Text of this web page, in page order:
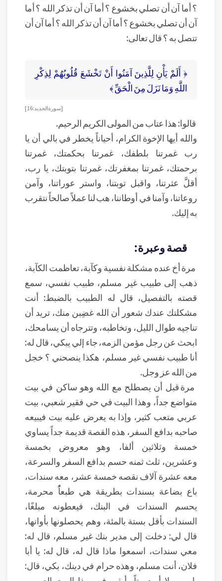
؟ أما آن أن تصلي بخشوع ؟ أما آن أن تذكر الله ؟ أما
آن أن تصلي بخشوع ؟ أما آن أن تذكر الله ؟ أما آن أن
تتصل به ؟ قال تعالى:
﴿ أَلَمْ يَأْنِ لِلَّذِينَ آمَنُوا أَنْ تَخْشَعَ قُلُوبُهُمْ لِذِكْرِ
اللَّهِ وَمَا نَزَلَ مِنَ الْحَقِّ ﴾
[ سورة الحديد: 16]
قالوا: هذا عتاب من المولى الكريم الرحيم.
والله أيها الإخوة الكرام، أحياناً يخطر في بالي أن يا
رب غمرتنا بلطفك، غمرتنا بحكمتك، غمرتنا
برحمتك، غمرتنا بمغفرتك، غمرتنا بتوبتك، يا رب،
أقلَّ عثرتنا، واقبل توبتنا، واستر عوراتنا، وآمن
روعاتنا، وآمنا في أوطاننا، هب لنا عملاً صالحاً نتقرب
به إليك.
قصة وعبرة:
مرة أخ عنده مشكلة نفسية وكآبة، تعاظمت الكآبة،
ذهب إلى طبيب غير مسلم، طبيب نفسي، سمع
قصته بالتفصيل، قال له الطبيب بالضبط: أنت
مشكلتك عندك شعور أن الله غضِبن منك، تريد أن
تناجيه طوال الليل، وتخاطبه، وتترجاه أن يسامحك،
ابحث عن رجل مؤمن الزمه، جاء إلي يبكي، قال له:
أنا طبيب نفسي غير مسلم، هكذا ينصحني ؟ خجل
من الله عز وجل.
مرة قبل أن يصطلح مع الله وهو ساكن في بيت
متواضع جداً، وهذا البيت في حي فقير شعبي، بيت
عربي متعب كثير، وإذا به يعرض عليه بيت فيبيعه
صاحبه بدافع السفر، هذه القصة قديمة جداً يساوي
خمسة وثلاثين ألفا، وهو معروض بخمسة
وعشرين، ثلث ثمنه حسم بدافع السفر والسرعة،
معه عشرة آلاف نقصه خمسة عشر، معه سندات،
باع بضاعة بسندات بطريقة هي طبعاًُ محرمة،
يحسم السندات في البنك، فيعطونه مبلغًا،
السندات بأقل بستة بالمئة، وهم يحصلونها بأوانها،
قال لي: دخلت إلى مدير بنك غير مسلم، قال له:
معي سندات، اسمعوا ماذا قال له، قال له: يا أبا
فلان، أنت مسلم، وهذه حرام في دينك، بكي، قال: